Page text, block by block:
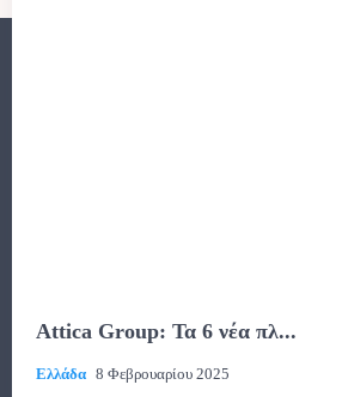
Attica Group: Τα 6 νέα πλ...
Ελλάδα 8 Φεβρουαρίου 2025